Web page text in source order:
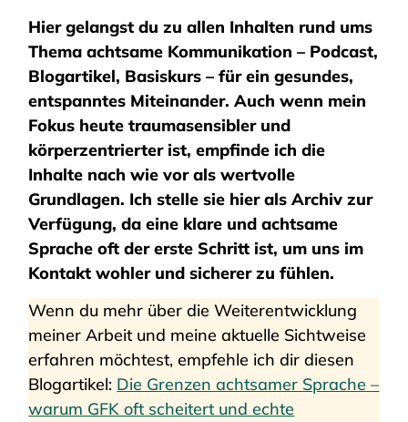
Hier gelangst du zu allen Inhalten rund ums
Thema achtsame Kommunikation – Podcast,
Blogartikel, Basiskurs – für ein gesundes,
entspanntes Miteinander. Auch wenn mein
Fokus heute traumasensibler und
körperzentrierter ist, empfinde ich die
Inhalte nach wie vor als wertvolle
Grundlagen. Ich stelle sie hier als Archiv zur
Verfügung, da eine klare und achtsame
Sprache oft der erste Schritt ist, um uns im
Kontakt wohler und sicherer zu fühlen.
Wenn du mehr über die Weiterentwicklung
meiner Arbeit und meine aktuelle Sichtweise
erfahren möchtest, empfehle ich dir diesen
Blogartikel: Die Grenzen achtsamer Sprache –
warum GFK oft scheitert und echte